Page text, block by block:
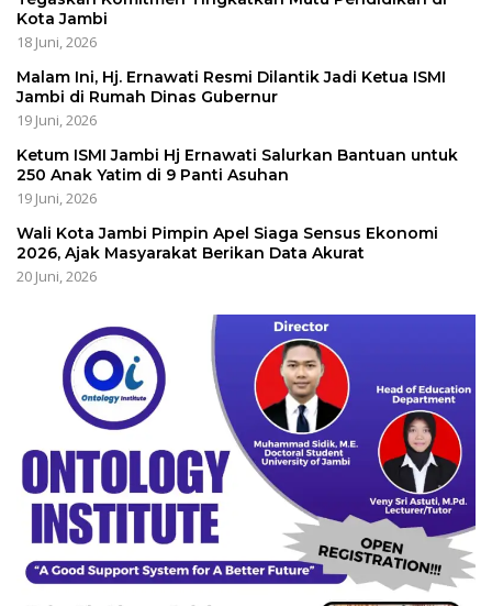
Kota Jambi
18 Juni, 2026
Malam Ini, Hj. Ernawati Resmi Dilantik Jadi Ketua ISMI
Jambi di Rumah Dinas Gubernur
19 Juni, 2026
Ketum ISMI Jambi Hj Ernawati Salurkan Bantuan untuk
250 Anak Yatim di 9 Panti Asuhan
19 Juni, 2026
Wali Kota Jambi Pimpin Apel Siaga Sensus Ekonomi
2026, Ajak Masyarakat Berikan Data Akurat
20 Juni, 2026